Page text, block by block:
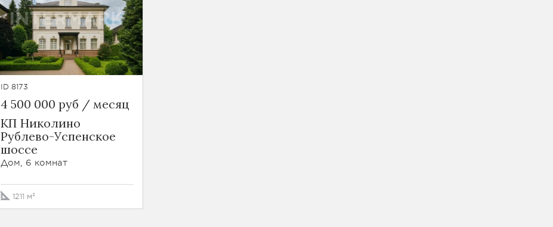
ID 8173
4 500 000 руб / месяц
КП Николино
Рублево-Успенское
шоссе
Дом, 6 комнат
1211 м²